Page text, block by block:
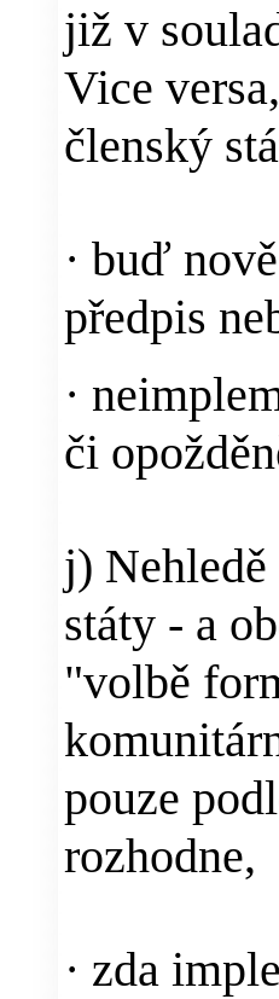
již v
Vice
členský
· buď
předpis
·
či
j)
státy - a
"volbě
pouze
rozhodne,
· zda